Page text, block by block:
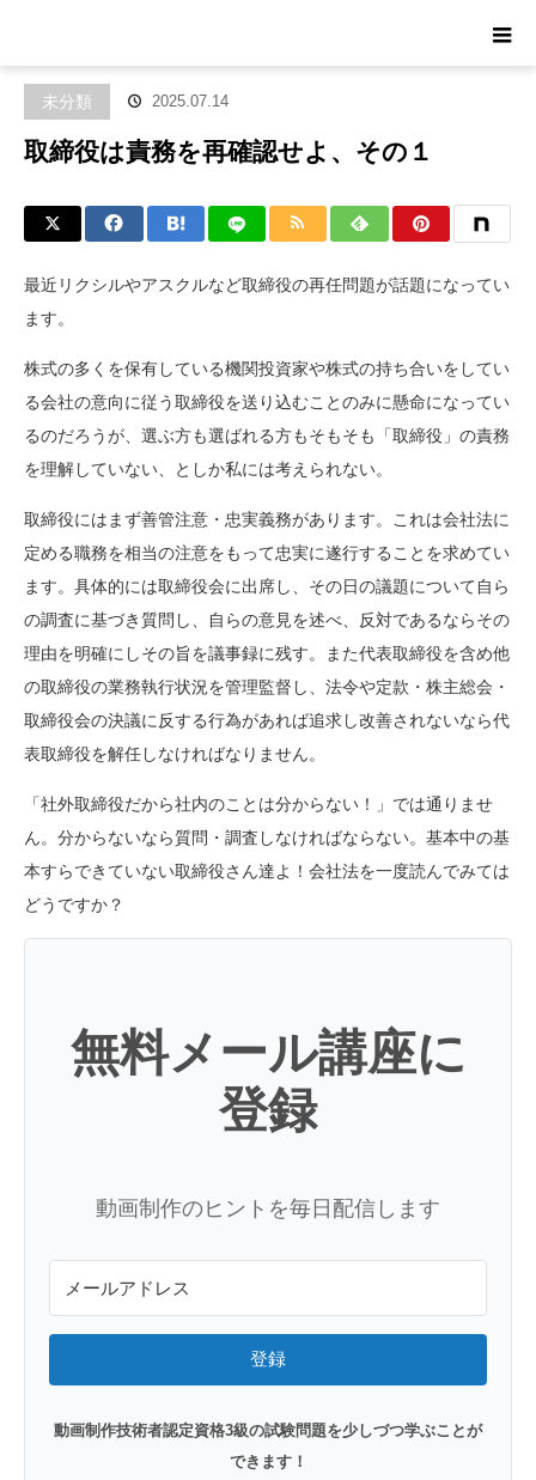
未分類 2025.07.14
取締役は責務を再確認せよ、その１
最近リクシルやアスクルなど取締役の再任問題が話題になってい
ます。
株式の多くを保有している機関投資家や株式の持ち合いをしてい
る会社の意向に従う取締役を送り込むことのみに懸命になってい
るのだろうが、選ぶ方も選ばれる方もそもそも「取締役」の責務
を理解していない、としか私には考えられない。
取締役にはまず善管注意・忠実義務があります。これは会社法に
定める職務を相当の注意をもって忠実に遂行することを求めてい
ます。具体的には取締役会に出席し、その日の議題について自ら
の調査に基づき質問し、自らの意見を述べ、反対であるならその
理由を明確にしその旨を議事録に残す。また代表取締役を含め他
の取締役の業務執行状況を管理監督し、法令や定款・株主総会・
取締役会の決議に反する行為があれば追求し改善されないなら代
表取締役を解任しなければなりません。
「社外取締役だから社内のことは分からない！」では通りませ
ん。分からないなら質問・調査しなければならない。基本中の基
本すらできていない取締役さん達よ！会社法を一度読んでみては
どうですか？
無料メール講座に
登録
動画制作のヒントを毎日配信します
登録
動画制作技術者認定資格3級の試験問題を少しづつ学ぶことが
できます！